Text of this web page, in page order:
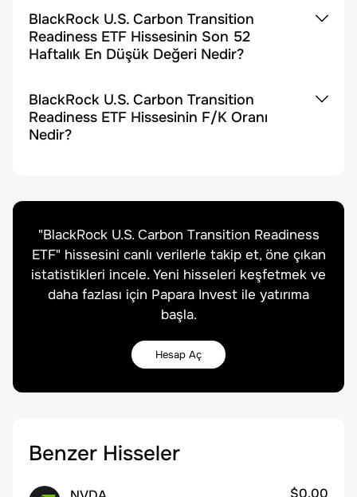
BlackRock U.S. Carbon Transition
Readiness ETF Hissesinin Son 52
Haftalık En Düşük Değeri Nedir?
BlackRock U.S. Carbon Transition
Readiness ETF Hissesinin F/K Oranı
Nedir?
"BlackRock U.S. Carbon Transition Readiness
ETF" hissesini canlı verilerle takip et, öne çıkan
istatistikleri incele. Yeni hisseleri keşfetmek ve
daha fazlası için Papara Invest ile yatırıma
başla.
Hesap Aç
Benzer Hisseler
$0.00